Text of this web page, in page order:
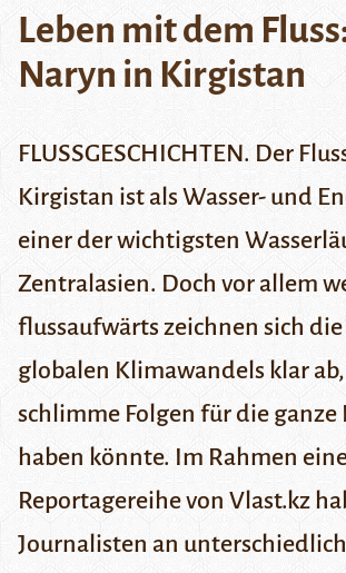
Leben mit dem
Naryn in Kirgistan
FLUSSGESCHICHTEN. Der
Kirgistan ist als Wasser- und
einer der wichtigsten
Zentralasien. Doch vor allem
flussaufwärts zeichnen sich
globalen Klimawandels klar
schlimme Folgen für die ganze
haben könnte. Im Rahmen
Reportagereihe von Vlast.kz
Journalisten an